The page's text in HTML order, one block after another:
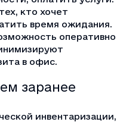
кто хочет
время ожидания.
оперативно
в офис.
заранее
инвентаризации,